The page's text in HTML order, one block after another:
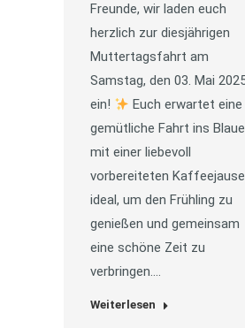
Freunde, wir laden euch
herzlich zur diesjährigen
Muttertagsfahrt am
Samstag, den 03. Mai
ein!
Euch erwartet eine
gemütliche Fahrt ins Blaue
mit einer liebevoll
vorbereiteten
ideal, um den Frühling zu
genießen und gemeinsam
eine schöne Zeit zu
verbringen.…
Weiterlesen